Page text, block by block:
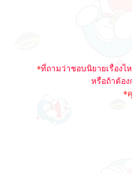
*ที่ถามว่าชอบนิยายเรื่องไ
หรือถ้าต้อง
*